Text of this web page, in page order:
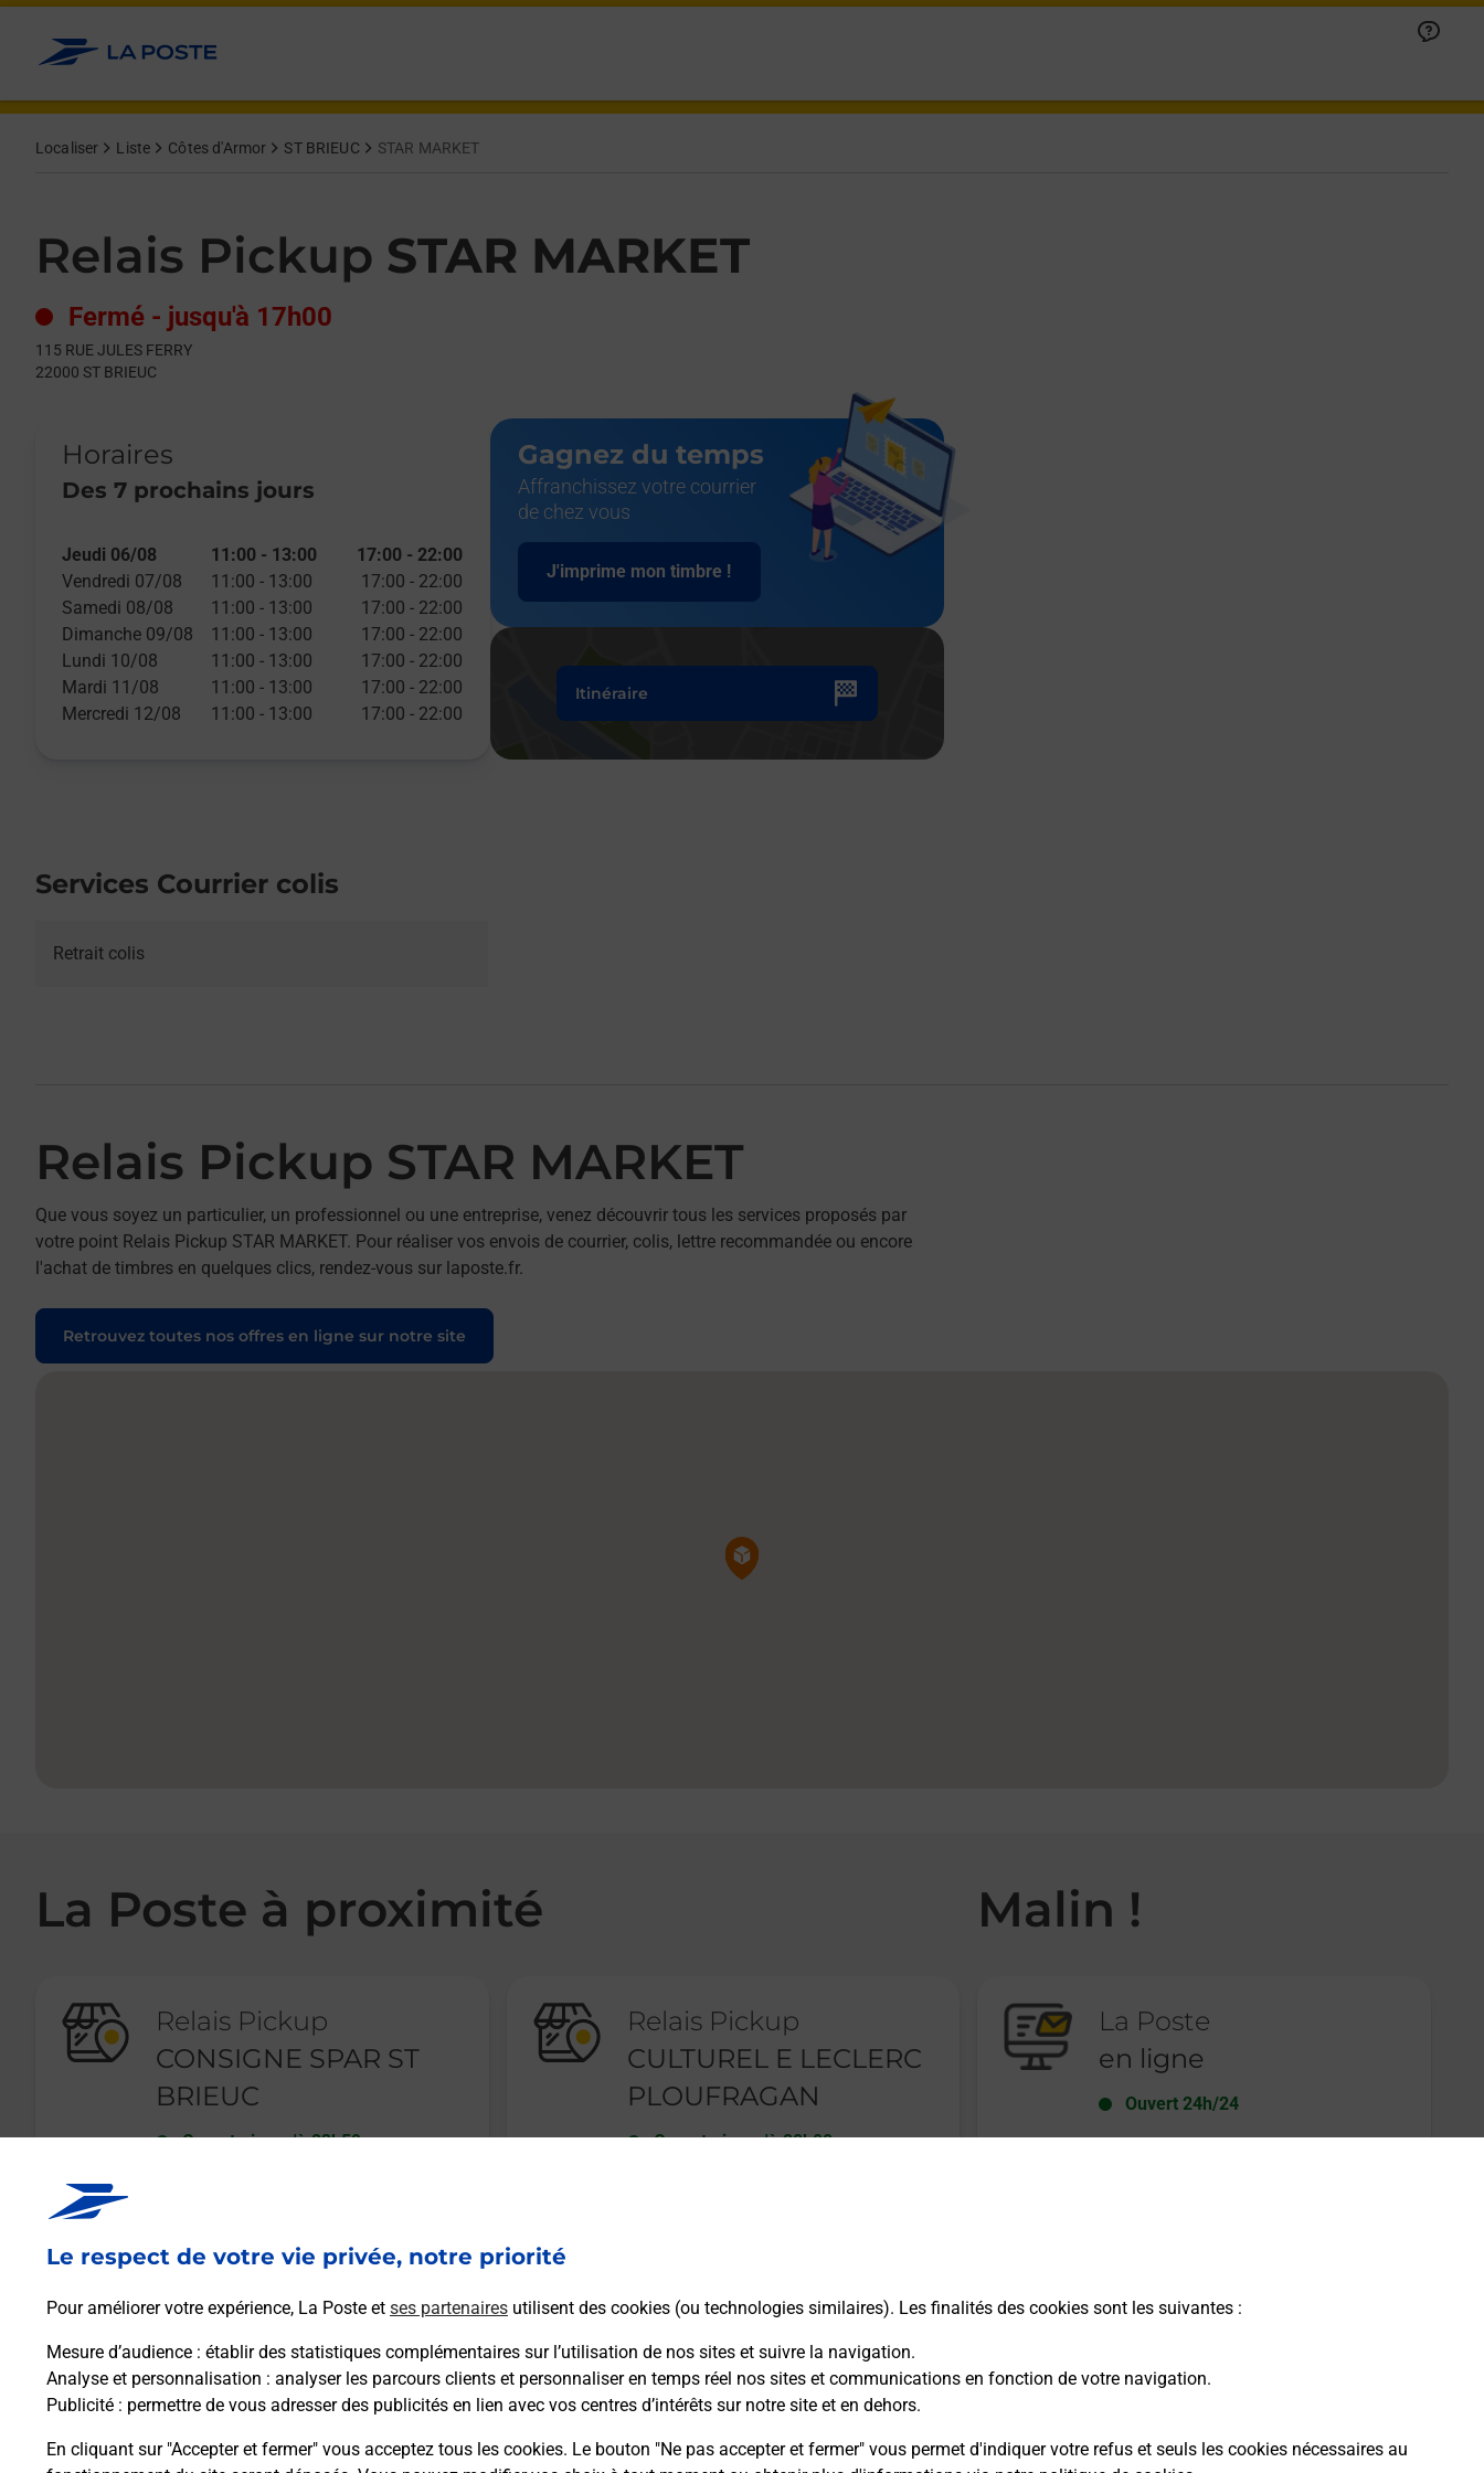
Le respect de votre vie privée, notre priorité
Pour améliorer votre expérience, La Poste et ses partenaires utilisent des cookies (ou technologies similaires). Les finalités des cookies sont les suivantes :
Mesure d’audience : établir des statistiques complémentaires sur l’utilisation de nos sites et suivre la navigation.
Analyse et personnalisation : analyser les parcours clients et personnaliser en temps réel nos sites et communications en fonction de votre navigation.
Publicité : permettre de vous adresser des publicités en lien avec vos centres d’intérêts sur notre site et en dehors.
En cliquant sur "Accepter et fermer" vous acceptez tous les cookies. Le bouton "Ne pas accepter et fermer" vous permet d'indiquer votre refus et seuls les cookies nécessaires au
Allez au contenu
Localiser Liste Côtes d'Armor ST BRIEUC STAR MARKET
Relais Pickup STAR MARKET
Fermé - jusqu'à 17h00
115 RUE JULES FERRY
22000 ST BRIEUC
Horaires
Des 7 prochains jours
Day of the WeekHours
Jeudi 06/08 11:00 - 13:00 17:00 - 22:00
Vendredi 07/08
11:00 - 13:00 17:00 - 22:00
Samedi 08/08
11:00 - 13:00 17:00 - 22:00
Dimanche 09/08
11:00 - 13:00 17:00 - 22:00
Lundi 10/08
11:00 - 13:00 17:00 - 22:00
Mardi 11/08
11:00 - 13:00 17:00 - 22:00
Mercredi 12/08
11:00 - 13:00 17:00 - 22:00
Gagnez du temps
Affranchissez votre courrier
de chez vous
J'imprime mon timbre !
Itinéraire
Services Courrier colis
Retrait colis
Relais Pickup STAR MARKET
Que vous soyez un particulier, un professionnel ou une entreprise, venez découvrir tous les services proposés par
votre point Relais Pickup STAR MARKET. Pour réaliser vos envois de courrier, colis, lettre recommandée ou encore
l'achat de timbres en quelques clics, rendez-vous sur laposte.fr.
Retrouvez toutes nos offres en ligne sur notre site
Pin de la carte
Get directions to Relais Pickup at 115 RUE JULES FERRY ST BRIEUC,
lien s'ouvre dans un nouvel onglet
La Poste à proximité
Relais Pickup
CONSIGNE SPAR ST
BRIEUC
Ouvert-jusqu'à 23h59
En savoir plus
Relais Pickup
CULTUREL E LECLERC
PLOUFRAGAN
Ouvert-jusqu'à 20h00
Malin !
La Poste
en ligne
Ouvert 24h/24